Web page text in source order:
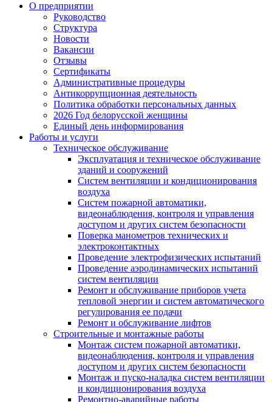
О предприятии
Руководство
Структура
Новости
Вакансии
Отзывы
Сертификаты
Административные процедуры
Антикоррупционная деятельность
Политика обработки персональных данных
2026 Год белорусской женщины
Единый день информирования
Работы и услуги
Техническое обслуживание
Эксплуатация и техническое обслуживание
зданий и сооружений
Систем вентиляции и кондиционирования
воздуха
Систем пожарной автоматики,
видеонаблюдения, контроля и управления
доступом и других систем безопасности
Поверка манометров технических и
электроконтактных
Проведение электрофизических испытаний
Проведение аэродинамических испытаний
систем вентиляции
Ремонт и обслуживание приборов учета
тепловой энергии и систем автоматического
регулирования ее подачи
Ремонт и обслуживание лифтов
Строительные и монтажные работы
Монтаж систем пожарной автоматики,
видеонаблюдения, контроля и управления
доступом и других систем безопасности
Монтаж и пуско-наладка систем вентиляции
и кондиционирования воздуха
Ремонтно-аварийные работы